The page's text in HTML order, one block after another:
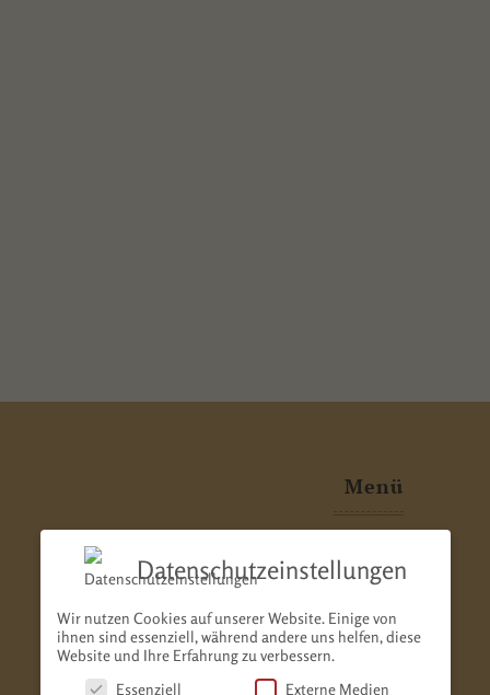
Menü
home
über mich
galerie & presse
Datenschutzeinstellungen
Wir nutzen Cookies auf unserer Website. Einige von
ihnen sind essenziell, während andere uns helfen, diese
Website und Ihre Erfahrung zu verbessern.
Essenziell
Externe Medien